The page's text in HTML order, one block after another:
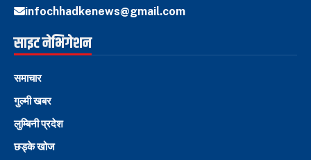
infochhadkenews@gmail.com
साइट नेभिगेशन
समाचार
गुल्मी खबर
लुम्बिनी प्रदेश
छड्के खोज